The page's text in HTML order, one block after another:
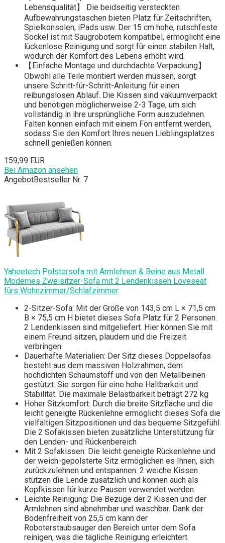
Lebensqualität】 Die beidseitig versteckten
Aufbewahrungstaschen bieten Platz für Zeitschriften,
Spielkonsolen, iPads usw. Der 15 cm hohe, rutschfeste
Sockel ist mit Saugrobotern kompatibel, ermöglicht eine
lückenlose Reinigung und sorgt für einen stabilen Halt,
wodurch der Komfort des Lebens erhöht wird.
【Einfache Montage und durchdachte Verpackung】
Obwohl alle Teile montiert werden müssen, sorgt
unsere Schritt-für-Schritt-Anleitung für einen
reibungslosen Ablauf. Die Kissen sind vakuumverpackt
und benötigen möglicherweise 2-3 Tage, um sich
vollständig in ihre ursprüngliche Form auszudehnen.
Falten können einfach mit einem Fön entfernt werden,
sodass Sie den Komfort Ihres neuen Lieblingsplatzes
schnell genießen können.
159,99 EUR
Bei Amazon ansehen
AngebotBestseller Nr. 7
Yaheetech Polstersofa mit Armlehnen & Beine aus Metall
Modernes Zweisitzer-Sofa mit 2 Lendenkissen Loveseat
fürs Wohnzimmer/Schlafzimmer
2-Sitzer-Sofa: Mit der Größe von 143,5 cm L × 71,5 cm
B × 75,5 cm H bietet dieses Sofa Platz für 2 Personen.
2 Lendenkissen sind mitgeliefert. Hier können Sie mit
einem Freund sitzen, plaudern und die Freizeit
verbringen
Dauerhafte Materialien: Der Sitz dieses Doppelsofas
besteht aus dem massiven Holzrahmen, dem
hochdichten Schaumstoff und von den Metallbeinen
gestützt. Sie sorgen für eine hohe Haltbarkeit und
Stabilität. Die maximale Belastbarkeit beträgt 272 kg
Hoher Sitzkomfort: Durch die breite Sitzfläche und die
leicht geneigte Rückenlehne ermöglicht dieses Sofa die
vielfältigen Sitzpositionen und das bequeme Sitzgefühl.
Die 2 Sofakissen bieten zusätzliche Unterstützung für
den Lenden- und Rückenbereich
Mit 2 Sofakissen: Die leicht geneigte Rückenlehne und
der weich-gepolsterte Sitz ermöglichen es Ihnen, sich
zurückzulehnen und entspannen. 2 weiche Kissen
stützen die Lende zusätzlich und können auch als
Kopfkissen für kurze Pausen verwendet werden
Leichte Reinigung: Die Bezüge der 2 Kissen und der
Armlehnen sind abnehmbar und waschbar. Dank der
Bodenfreiheit von 25,5 cm kann der
Roboterstaubsauger den Bereich unter dem Sofa
reinigen, was die tägliche Reinigung erleichtert